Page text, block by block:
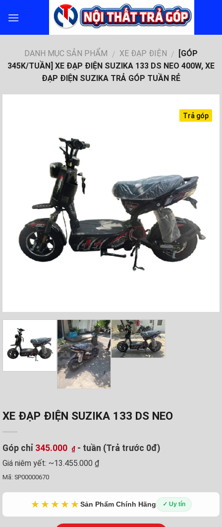
DANH MỤC SẢN PHẨM / XE ĐẠP ĐIỆN /
[GÓP
345K/TUẦN] XE ĐẠP ĐIỆN SUZIKA 133 DS NEO 400W, XE
ĐẠP ĐIỆN SUZIKA TRẢ GÓP TUẦN RẺ
Trả góp
XE ĐẠP ĐIỆN SUZIKA 133 DS NEO
Góp chỉ 345.000 ₫ - tuần (Trả trước 0đ)
Giá niêm yết: ~13.455.000 ₫
Mã: SP00000670
★★★★★Sản Phẩm Chính Hãng ✓ Uy tín